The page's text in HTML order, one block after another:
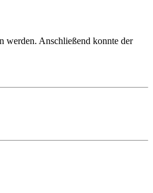
werden. Anschließend konnte der